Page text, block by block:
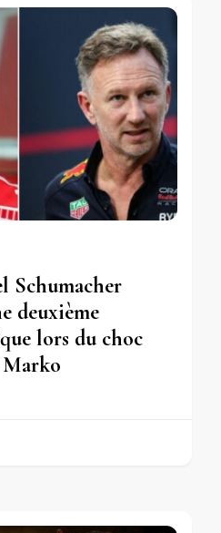
Schumacher
deuxième
lors du choc